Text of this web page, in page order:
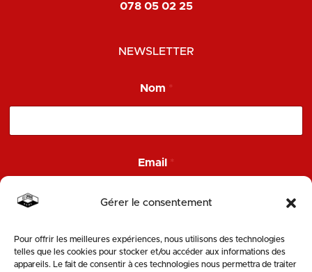
Gérer le consentement
Pour offrir les meilleures expériences, nous utilisons des technologies
telles que les cookies pour stocker et/ou accéder aux informations des
appareils. Le fait de consentir à ces technologies nous permettra de traiter
078 05 02 25
NEWSLETTER
Nom *
m
a
l
a
i
Email *
ENVOYER